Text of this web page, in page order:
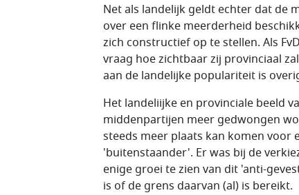
Net als landelijk geldt echter dat de
over een flinke meerderheid
zich constructief op te stellen. Als
vraag hoe zichtbaar zij provinciaal
aan de landelijke populariteit is
Het landeliijke en provinciale beeld
middenpartijen meer gedwongen
steeds meer plaats kan komen voor
'buitenstaander'. Er was bij de
enige groei te zien van dit 'anti-
is of de grens daarvan (al) is bereikt.